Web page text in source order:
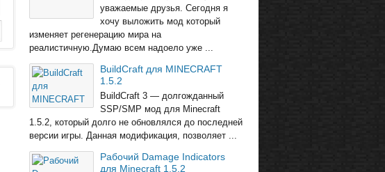
уважаемые друзья. Сегодня я
хочу выложить мод который
изменяет регенерацию мира на
реалистичную.Думаю всем надоело уже ...
BuildCraft для MINECRAFT
1.5.2
BuildCraft 3 — долгожданный
SSP/SMP мод для Minecraft
1.5.2, который долго не обновлялся до последней
версии игры. Данная модификация, позволяет ...
Рабочий Damage Indicators
для Minecraft 1.5.2